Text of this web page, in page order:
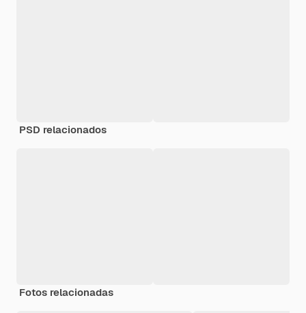
PSD relacionados
Fotos relacionadas